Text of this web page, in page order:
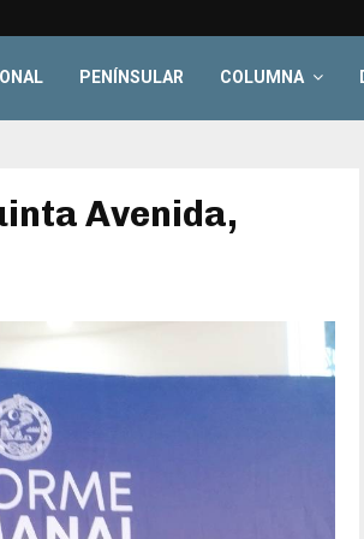
PENÍNSULAR COLUMNA
Avenida,